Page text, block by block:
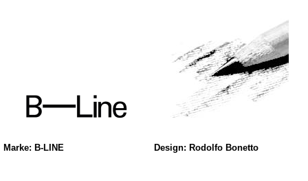
Marke: B-LINE Design: Rodolfo Bonetto